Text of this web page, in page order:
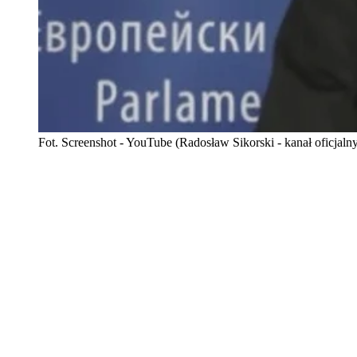
Fot. Screenshot - YouTube (Radosław Sikorski - kanał